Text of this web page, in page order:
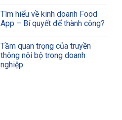
Tìm hiểu về kinh doanh Food
App – Bí quyết để thành công?
Tầm quan trọng của truyền
thông nội bộ trong doanh
nghiệp